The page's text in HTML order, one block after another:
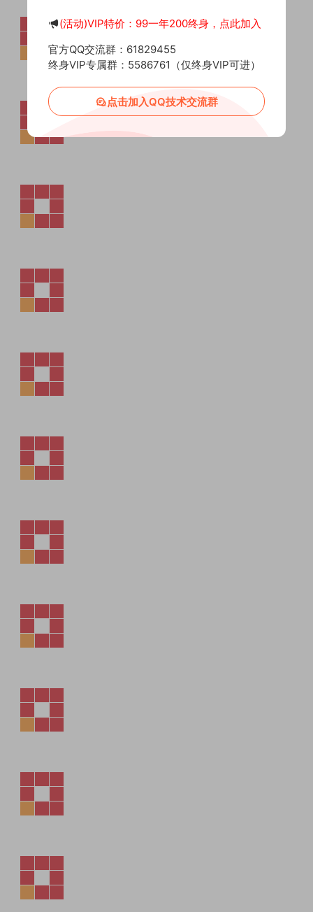
(活动)VIP特价：99一年200终身，点此加入
官方QQ交流群：61829455
终身VIP专属群：5586761（仅终身VIP可进）
点击加入QQ技术交流群